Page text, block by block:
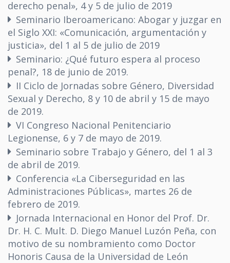
derecho penal», 4 y 5 de julio de 2019
Seminario Iberoamericano: Abogar y juzgar en
el Siglo XXI: «Comunicación, argumentación y
justicia», del 1 al 5 de julio de 2019
Seminario: ¿Qué futuro espera al proceso
penal?, 18 de junio de 2019.
II Ciclo de Jornadas sobre Género, Diversidad
Sexual y Derecho, 8 y 10 de abril y 15 de mayo
de 2019.
VI Congreso Nacional Penitenciario
Legionense, 6 y 7 de mayo de 2019.
Seminario sobre Trabajo y Género, del 1 al 3
de abril de 2019.
Conferencia «La Ciberseguridad en las
Administraciones Públicas», martes 26 de
febrero de 2019.
Jornada Internacional en Honor del Prof. Dr.
Dr. H. C. Mult. D. Diego Manuel Luzón Peña, con
motivo de su nombramiento como Doctor
Honoris Causa de la Universidad de León